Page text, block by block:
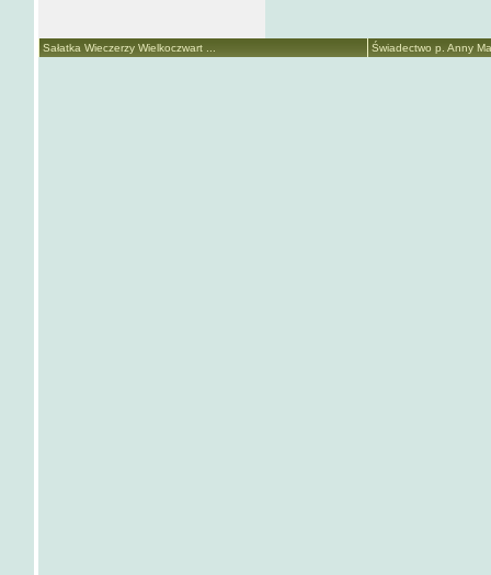
Sałatka Wieczerzy Wielkoczwart ... Świadectwo p. Anny